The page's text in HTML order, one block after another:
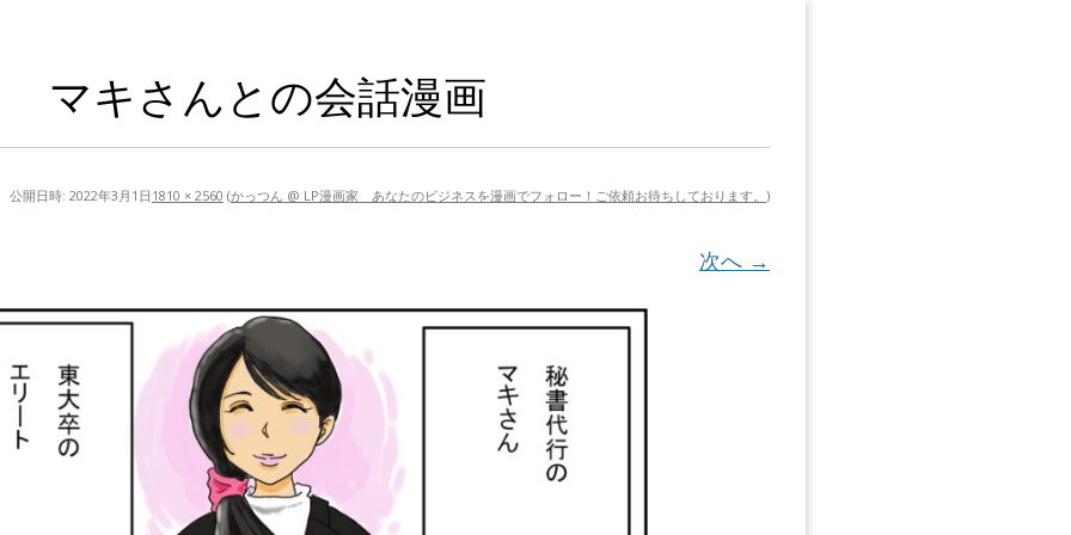
マキさんとの会話漫画
公開日時: 2022年3月1日 1810 × 2560 (かっつん @ LP漫画家 あなたのビジネスを漫画でフォロー！ご依頼お待ちしております。 )
次へ →